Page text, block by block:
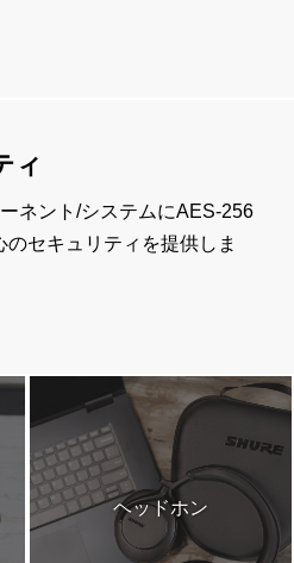
ィ
ネント/システムにAES-256
セキュリティを提供しま
ヘッドホン